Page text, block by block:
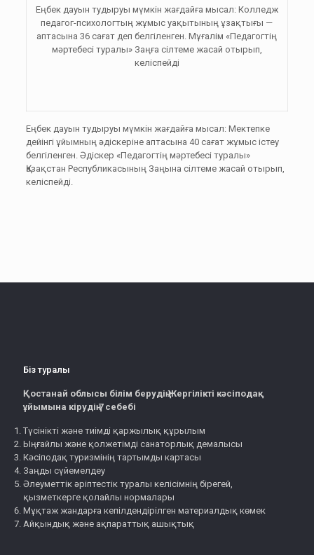
Еңбек дауын тудыруы мүмкін жағдайға мысал: Колледж
педагог-психологтың жұмыс уақытының ұзақтығы —
аптасына 36 сағат деп белгіленген. Мұғалім «Педагогтің
мәртебесі туралы» Заңға сілтеме жасай отырып,
келіспейді
Еңбек дауын тудыруы мүмкін жағдайға мысал: Мектепке
дейінгі ұйымның әдіскеріне аптасына 40 сағат жұмыс істеу
белгіленген. Әдіскер «Педагогтің мәртебесі туралы»
Қазақстан Республикасының Заңына сілтеме жасай отырып,
келіспейді.
Біз туралы
Қостанай облысы білім берудің Жергілікті кәсіподақ
ұйымына кірудің 7 себебі
Түсінікті және тиімді қаржылық құрылым
Ыңғайлы және қолжетімді санаторлық демалысы
Кәсіподақ туризмінің тартымды картасы
Заңды сүйемелдеу
Әлеуметтік әріптестік туралы келісімнің бірегей,
қызметкерге қолайлы нормалары
Мұқтаж жандарға кепілдендірілген материалдық көмек
Айқындық және ақпараттық ашықтық